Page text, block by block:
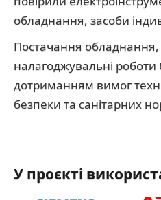
обладнання, засоби
Постачання обладнання,
налагоджувальні роботи
дотриманням вимог
безпеки та санітарних
У проєкті